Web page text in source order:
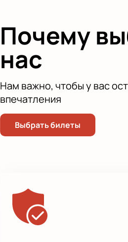
Почему
нас
Нам важно, чтобы у вас
впечатления
Выбрать билеты